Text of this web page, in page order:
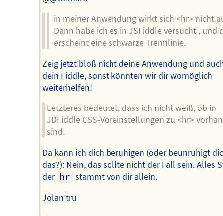
in meiner Anwendung wirkt sich <hr> nicht
Dann habe ich es in JSFiddle versucht , und
erscheint eine schwarze Trennlinie.
Zeig jetzt bloß nicht deine Anwendung und
dein Fiddle, sonst könnten wir dir womöglich
weiterhelfen!
Letzteres bedeutet, dass ich nicht weiß, ob in
JDFiddle CSS-Voreinstellungen zu <hr>
sind.
Da kann ich dich beruhigen (oder beunruhigt
das?): Nein, das sollte nicht der Fall sein. Alles
der hr stammt von dir allein.
Jolan tru